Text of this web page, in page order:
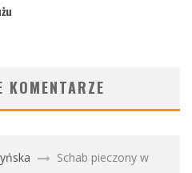
KOMENTARZE
Schab pieczony w